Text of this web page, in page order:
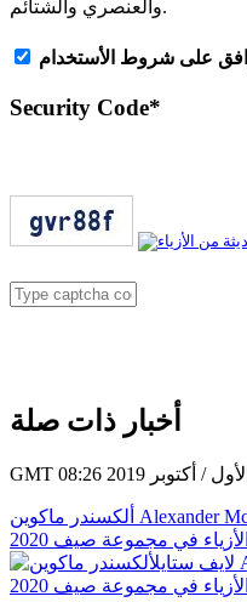
والعنصري والشتائم.
على شروط الأستخدام
Security Code*
أخبار ذات صلة
ألكسندر ماكوين Alexander McQueen تُعيد إحياء التقنيات الإيرلندية
في مجموعة صيف 2020